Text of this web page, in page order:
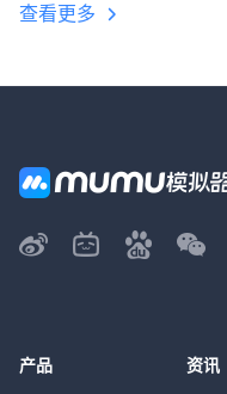
查看更多
产品 资讯